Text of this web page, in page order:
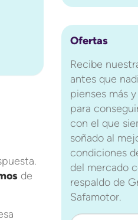
de
Ofertas
Recibe
antes que
pienses más
para
con el que
soñado al
condiciones
del mercado
respaldo de
Safamotor.